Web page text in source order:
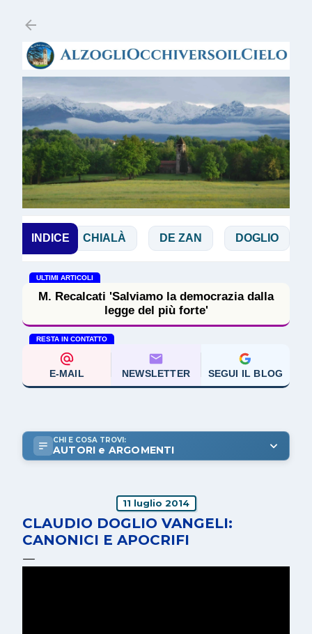
INDICE CHIALÀ DE ZAN DOGLIO
ULTIMI ARTICOLI
M. Recalcati 'Salviamo la democrazia dalla
legge del più forte'
RESTA IN CONTATTO
E-MAIL NEWSLETTER SEGUI IL BLOG
CHI E COSA TROVI:
AUTORI e ARGOMENTI
11 luglio 2014
CLAUDIO DOGLIO VANGELI:
CANONICI E APOCRIFI